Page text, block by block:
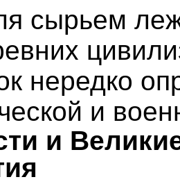
сырьем
нередко
и
и